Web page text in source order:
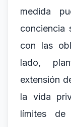
medida
conciencia
con las
lado,
extensión
la vida
límites